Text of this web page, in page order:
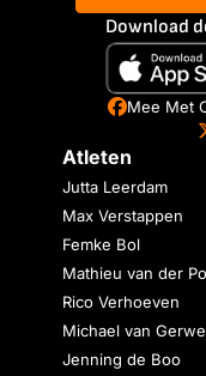
Download
Mee Met
Atleten
Jutta Leerdam
Max Verstappen
Femke Bol
Mathieu van der
Rico Verhoeven
Michael van
Jenning de Boo